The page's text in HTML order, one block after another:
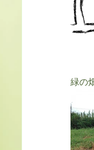
緑の